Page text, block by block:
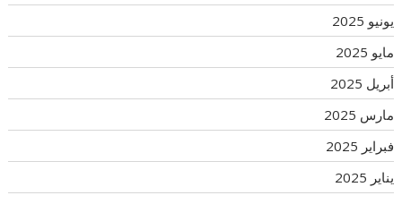
يونيو 2025
مايو 2025
أبريل 2025
مارس 2025
فبراير 2025
يناير 2025